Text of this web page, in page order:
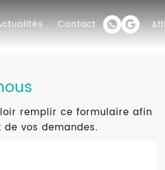
Contact
remplir ce formulaire afin
vos demandes.